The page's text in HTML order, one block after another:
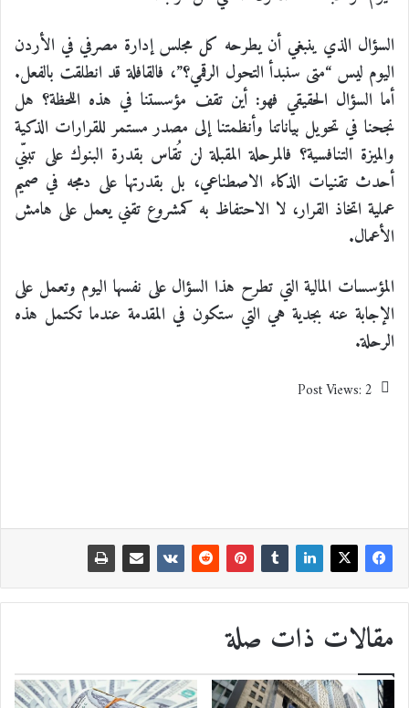
السؤال الذي ينبغي أن يطرحه كل مجلس إدارة مصرفي في الأردن
اليوم ليس “متى سنبدأ التحول الرقمي؟”، فالقافلة قد انطلقت بالفعل.
أما السؤال الحقيقي فهو: أين تقف مؤسستنا في هذه اللحظة؟ هل
نجحنا في تحويل بياناتنا وأنظمتنا إلى مصدر مستمر للقرارات الذكية
والميزة التنافسية؟ فالمرحلة المقبلة لن تُقاس بقدرة البنوك على تبنّي
أحدث تقنيات الذكاء الاصطناعي، بل بقدرتها على دمجه في صميم
عملية اتخاذ القرار، لا الاحتفاظ به كمشروع تقني يعمل على هامش
الأعمال.
المؤسسات المالية التي تطرح هذا السؤال على نفسها اليوم وتعمل على
الإجابة عنه بجدية هي التي ستكون في المقدمة عندما تكتمل هذه
الرحلة.
Post Views:2
مقالات ذات صلة